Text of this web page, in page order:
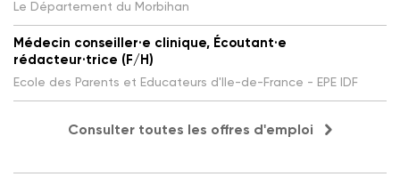
Le Département du Morbihan
Médecin conseiller·e clinique, Écoutant·e
rédacteur·trice (F/H)
Ecole des Parents et Educateurs d'Ile-de-France - EPE IDF
Consulter toutes les offres d'emploi